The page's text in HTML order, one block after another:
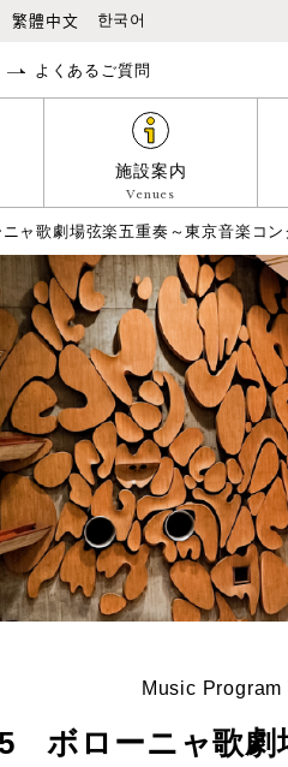
繁體中文 한국어
よくあるご質問
施設案内
Venues
ャ歌劇場弦楽五重奏～東京音楽コン
Music Program
ボローニャ歌劇